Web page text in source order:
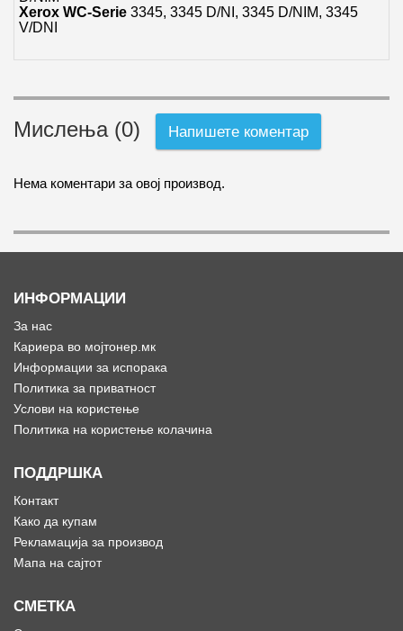
Xerox WC-Serie 3345, 3345 D/NI, 3345 D/NIM, 3345
V/DNI
Мислења (0) Напишете коментар
Нема коментари за овој производ.
ИНФОРМАЦИИ
За нас
Кариера во мојтонер.мк
Информации за испорака
Политика за приватност
Услови на користење
Политика на користење колачина
ПОДДРШКА
Контакт
Како да купам
Рекламација за производ
Мапа на сајтот
СМЕТКА